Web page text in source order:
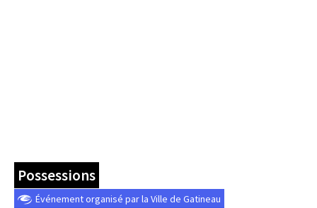
Possessions
Événement organisé par la Ville de Gatineau